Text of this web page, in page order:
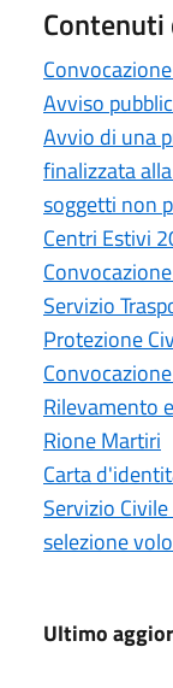
Avviso
Avvio di una
finalizzata
soggetti non
Centri Estivi
Servizio
Protezione
Rilevamento
Rione Martiri
Carta
Servizio
selezione
Ultimo